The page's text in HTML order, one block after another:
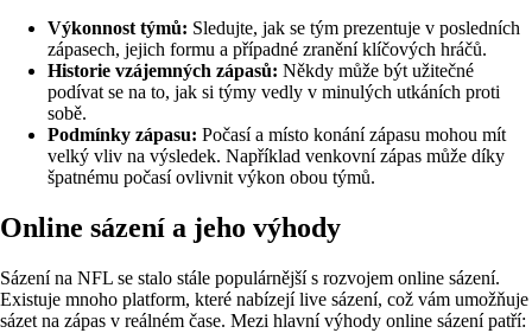
Výkonnost týmů: Sledujte, jak se tým prezentuje v posledních
zápasech, jejich formu a případné zranění klíčových hráčů.
Historie vzájemných zápasů: Někdy může být užitečné
podívat se na to, jak si týmy vedly v minulých utkáních proti
sobě.
Podmínky zápasu: Počasí a místo konání zápasu mohou mít
velký vliv na výsledek. Například venkovní zápas může díky
špatnému počasí ovlivnit výkon obou týmů.
Online sázení a jeho výhody
Sázení na NFL se stalo stále populárnější s rozvojem online sázení.
Existuje mnoho platform, které nabízejí live sázení, což vám umožňuje
sázet na zápas v reálném čase. Mezi hlavní výhody online sázení patří: